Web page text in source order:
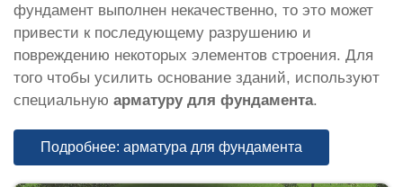
фундамент выполнен некачественно, то это может
привести к последующему разрушению и
повреждению некоторых элементов строения. Для
того чтобы усилить основание зданий, используют
специальную арматуру для фундамента.
Подробнее: арматура для фундамента